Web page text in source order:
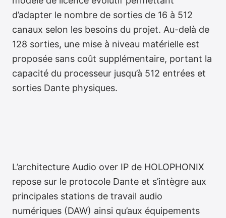
d’adapter le nombre de sorties de 16 à 512
canaux selon les besoins du projet. Au-delà de
128 sorties, une mise à niveau matérielle est
proposée sans coût supplémentaire, portant la
capacité du processeur jusqu’à 512 entrées et
sorties Dante physiques.
L’architecture Audio over IP de HOLOPHONIX
repose sur le protocole Dante et s’intègre aux
principales stations de travail audio
numériques (DAW) ainsi qu’aux équipements